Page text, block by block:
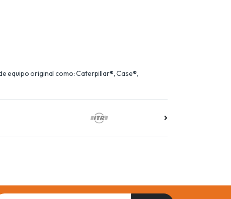
equipo original como: Caterpillar®, Case®,